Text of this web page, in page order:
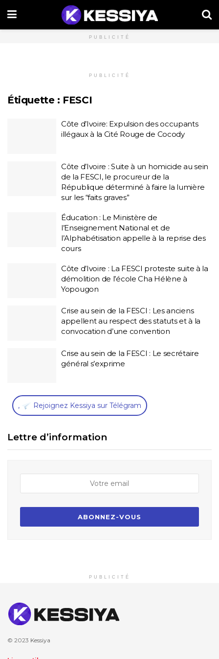
PUBLICITÉ
PUBLICITÉ
Étiquette : FESCI
Côte d’Ivoire: Expulsion des occupants
illégaux à la Cité Rouge de Cocody
Côte d’Ivoire : Suite à un homicide au sein
de la FESCI, le procureur de la
République déterminé à faire la lumière
sur les “faits graves”
Éducation : Le Ministère de
l’Enseignement National et de
l’Alphabétisation appelle à la reprise des
cours
Côte d’Ivoire : La FESCI proteste suite à la
démolition de l’école Cha Hélène à
Yopougon
Crise au sein de la FESCI : Les anciens
appellent au respect des statuts et à la
convocation d’une convention
Crise au sein de la FESCI : Le secrétaire
général s’exprime
, Rejoignez Kessiya sur Télégram
Lettre d’information
PUBLICITÉ
© 2023 Kessiya